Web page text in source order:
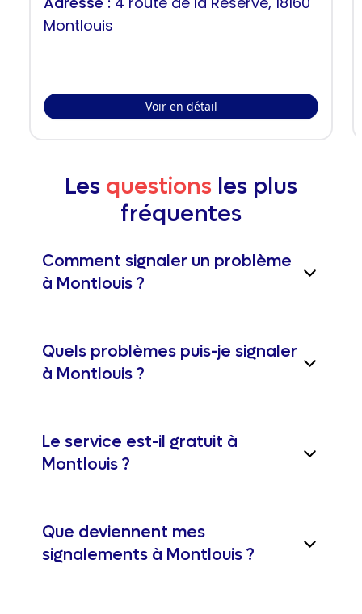
Montlouis
Voir en détail
Les questions les plus
fréquentes
Comment signaler un problème
à Montlouis ?
Quels problèmes puis-je signaler
à Montlouis ?
Le service est-il gratuit à
Montlouis ?
Que deviennent mes
signalements à Montlouis ?